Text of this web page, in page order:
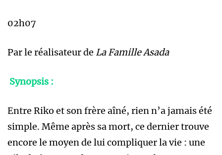
02h07
Par le réalisateur de La Famille Asada
Synopsis :
Entre Riko et son frère aîné, rien n’a jamais été
simple. Même après sa mort, ce dernier trouve
encore le moyen de lui compliquer la vie : une